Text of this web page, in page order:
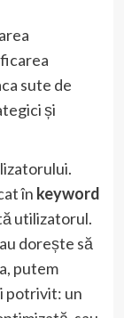
sute de
și
în keyword
utilizatorul.
dorește să
putem
potrivit: un